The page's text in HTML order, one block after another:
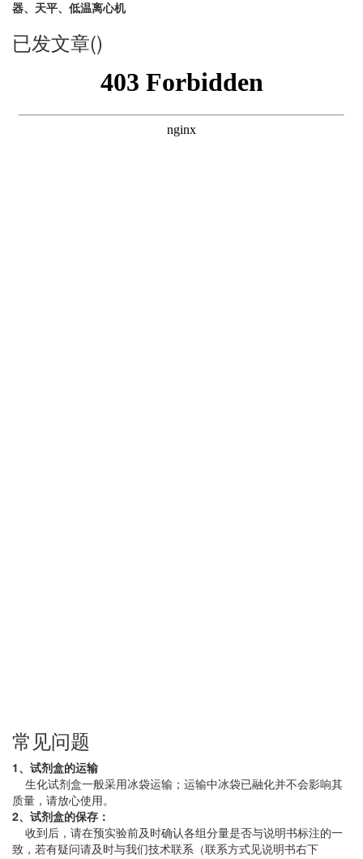
器、天平、低温离心机
已发文章()
常见问题
1、试剂盒的运输
生化试剂盒一般采用冰袋运输；运输中冰袋已融化并不会影响其
质量，请放心使用。
2、试剂盒的保存：
收到后，请在预实验前及时确认各组分量是否与说明书标注的一
致，若有疑问请及时与我们技术联系（联系方式见说明书右下